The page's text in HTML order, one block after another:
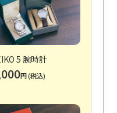
5 腕時計
円 (税込)